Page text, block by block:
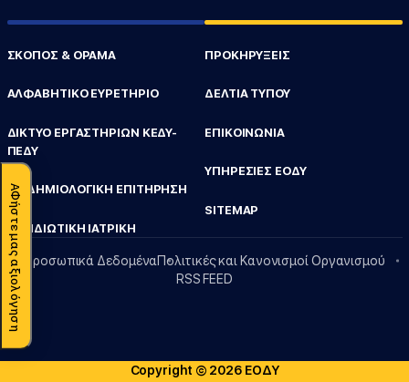
ΑΦήστε μας αξιολόγηση
ΣΚΟΠΟΣ & ΟΡΑΜΑ
ΑΛΦΑΒΗΤΙΚΟ ΕΥΡΕΤΗΡΙΟ
ΔΙΚΤΥΟ ΕΡΓΑΣΤΗΡΙΩΝ ΚΕΔΥ-
ΠΕΔΥ
ΕΠΙΔΗΜΙΟΛΟΓΙΚΗ ΕΠΙΤΗΡΗΣΗ
ΤΑΞΙΔΙΩΤΙΚΗ ΙΑΤΡΙΚΗ
ΠΡΟΚΗΡΥΞΕΙΣ
ΔΕΛΤΙΑ ΤΥΠΟΥ
ΕΠΙΚΟΙΝΩΝΙΑ
ΥΠΗΡΕΣΙΕΣ ΕΟΔΥ
SITEMAP
Προσωπικά ΔεδομέναΠολιτικές και Κανονισμοί Οργανισμού
RSS FEED
Copyright © 2026 ΕΟΔΥ